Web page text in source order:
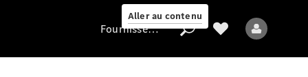
Aller au contenu
Fournisseur / Protection des données